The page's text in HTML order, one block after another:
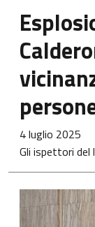
4 luglio 2025
Gli ispettori del